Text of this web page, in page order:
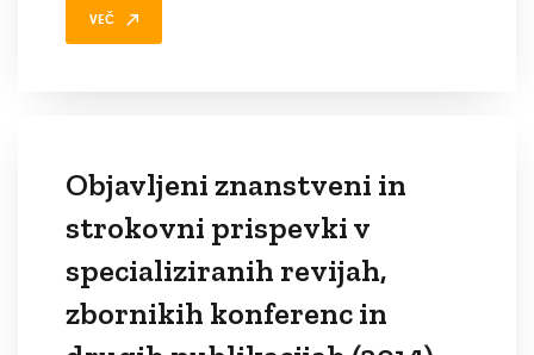
VEČ
Objavljeni znanstveni in
strokovni prispevki v
specializiranih revijah,
zbornikih konferenc in